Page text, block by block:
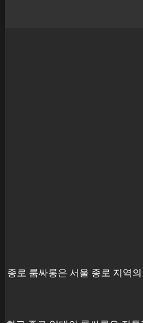
종로 룸싸롱은 서울 종로 지역